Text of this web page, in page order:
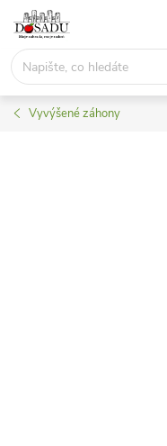
Přejít
obsah
Vyvýšené záhony